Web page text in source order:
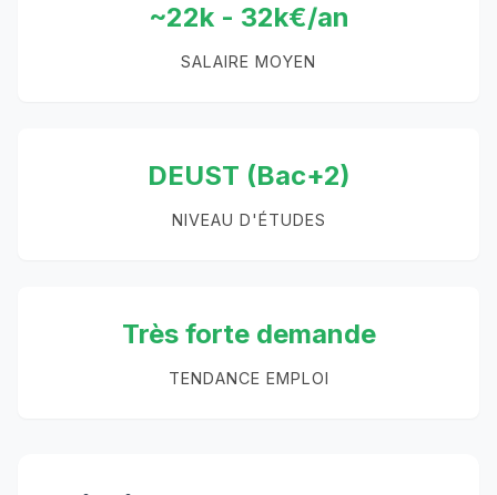
~22k - 32k€/an
SALAIRE MOYEN
DEUST (Bac+2)
NIVEAU D'ÉTUDES
Très forte demande
TENDANCE EMPLOI